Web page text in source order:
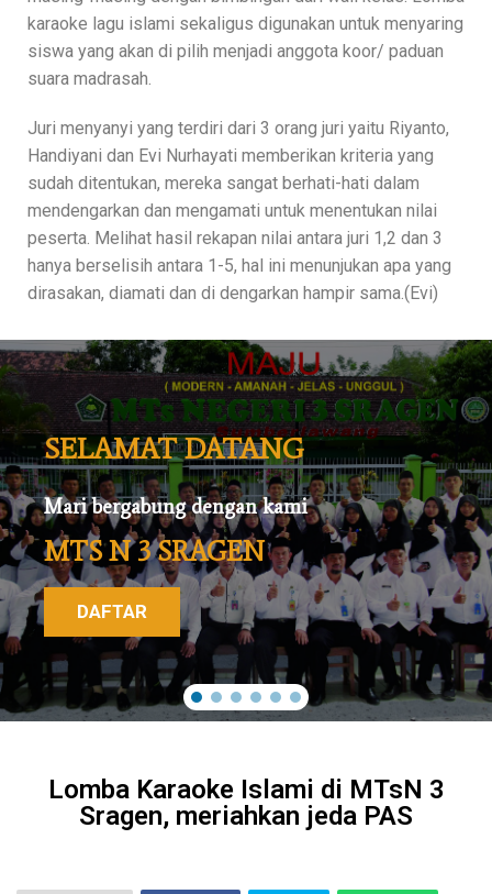
karaoke lagu islami sekaligus digunakan untuk menyaring
siswa yang akan di pilih menjadi anggota koor/ paduan
suara madrasah.
Juri menyanyi yang terdiri dari 3 orang juri yaitu Riyanto,
Handiyani dan Evi Nurhayati memberikan kriteria yang
sudah ditentukan, mereka sangat berhati-hati dalam
mendengarkan dan mengamati untuk menentukan nilai
peserta. Melihat hasil rekapan nilai antara juri 1,2 dan 3
hanya berselisih antara 1-5, hal ini menunjukan apa yang
dirasakan, diamati dan di dengarkan hampir sama.(Evi)
SELAMAT DATANG
Mari bergabung dengan kami
MTS N 3 SRAGEN
DAFTAR
Lomba Karaoke Islami di MTsN 3
Sragen, meriahkan jeda PAS